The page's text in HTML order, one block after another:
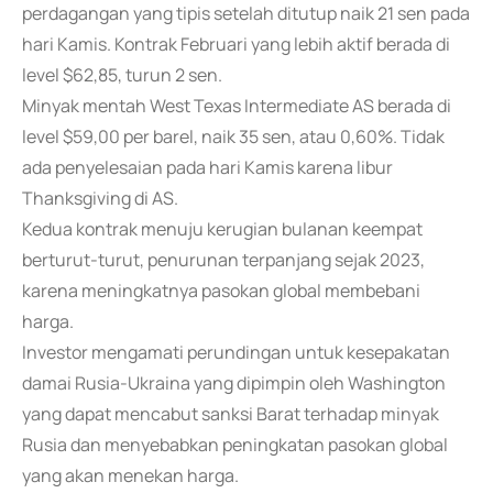
perdagangan yang tipis setelah ditutup naik 21 sen pada
hari Kamis. Kontrak Februari yang lebih aktif berada di
level $62,85, turun 2 sen.
Minyak mentah West Texas Intermediate AS berada di
level $59,00 per barel, naik 35 sen, atau 0,60%. Tidak
ada penyelesaian pada hari Kamis karena libur
Thanksgiving di AS.
Kedua kontrak menuju kerugian bulanan keempat
berturut-turut, penurunan terpanjang sejak 2023,
karena meningkatnya pasokan global membebani
harga.
Investor mengamati perundingan untuk kesepakatan
damai Rusia-Ukraina yang dipimpin oleh Washington
yang dapat mencabut sanksi Barat terhadap minyak
Rusia dan menyebabkan peningkatan pasokan global
yang akan menekan harga.